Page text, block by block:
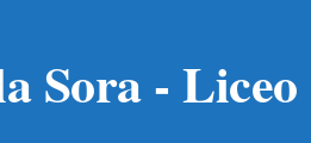
Sora - Liceo